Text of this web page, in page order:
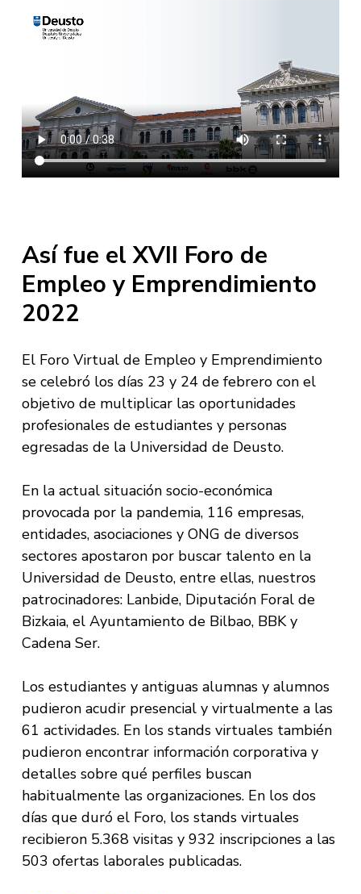
Así fue el XVII Foro de
Empleo y Emprendimiento
2022
El Foro Virtual de Empleo y Emprendimiento
se celebró los días 23 y 24 de febrero con el
objetivo de multiplicar las oportunidades
profesionales de estudiantes y personas
egresadas de la Universidad de Deusto.
En la actual situación socio-económica
provocada por la pandemia, 116 empresas,
entidades, asociaciones y ONG de diversos
sectores apostaron por buscar talento en la
Universidad de Deusto, entre ellas, nuestros
patrocinadores: Lanbide, Diputación Foral de
Bizkaia, el Ayuntamiento de Bilbao, BBK y
Cadena Ser.
Los estudiantes y antiguas alumnas y alumnos
pudieron acudir presencial y virtualmente a las
61 actividades. En los stands virtuales también
pudieron encontrar información corporativa y
detalles sobre qué perfiles buscan
habitualmente las organizaciones. En los dos
días que duró el Foro, los stands virtuales
recibieron 5.368 visitas y 932 inscripciones a las
503 ofertas laborales publicadas.